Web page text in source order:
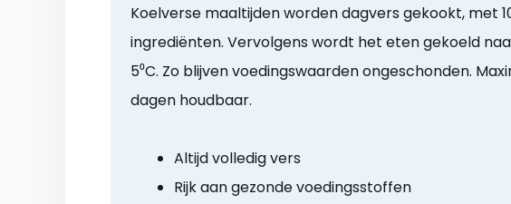
Koelverse maaltijden worden dagvers gekookt, met
ingrediënten. Vervolgens wordt het eten gekoeld
5⁰C. Zo blijven voedingswaarden ongeschonden.
dagen houdbaar.
Altijd volledig vers
Rijk aan gezonde voedingsstoffen